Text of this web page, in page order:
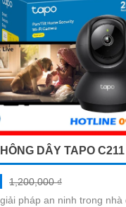
DÂY TAPO
1,200,000 ₫
pháp an ninh trong